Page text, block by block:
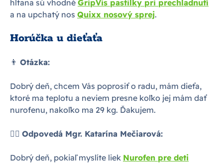
hltana sú vhodné GripVis pastilky pri prechladnutí
a na upchatý nos Quixx nosový sprej.
Horúčka u dieťaťa
👨 Otázka:
Dobrý deň, chcem Vás poprosiť o radu, mám dieťa,
ktoré ma teplotu a neviem presne koľko jej mám dať
nurofenu, nakoľko ma 29 kg. Ďakujem.
👩‍⚕ Odpovedá Mgr. Katarína Mečiarová:
Dobrý deň, pokiaľ myslíte liek Nurofen pre deti